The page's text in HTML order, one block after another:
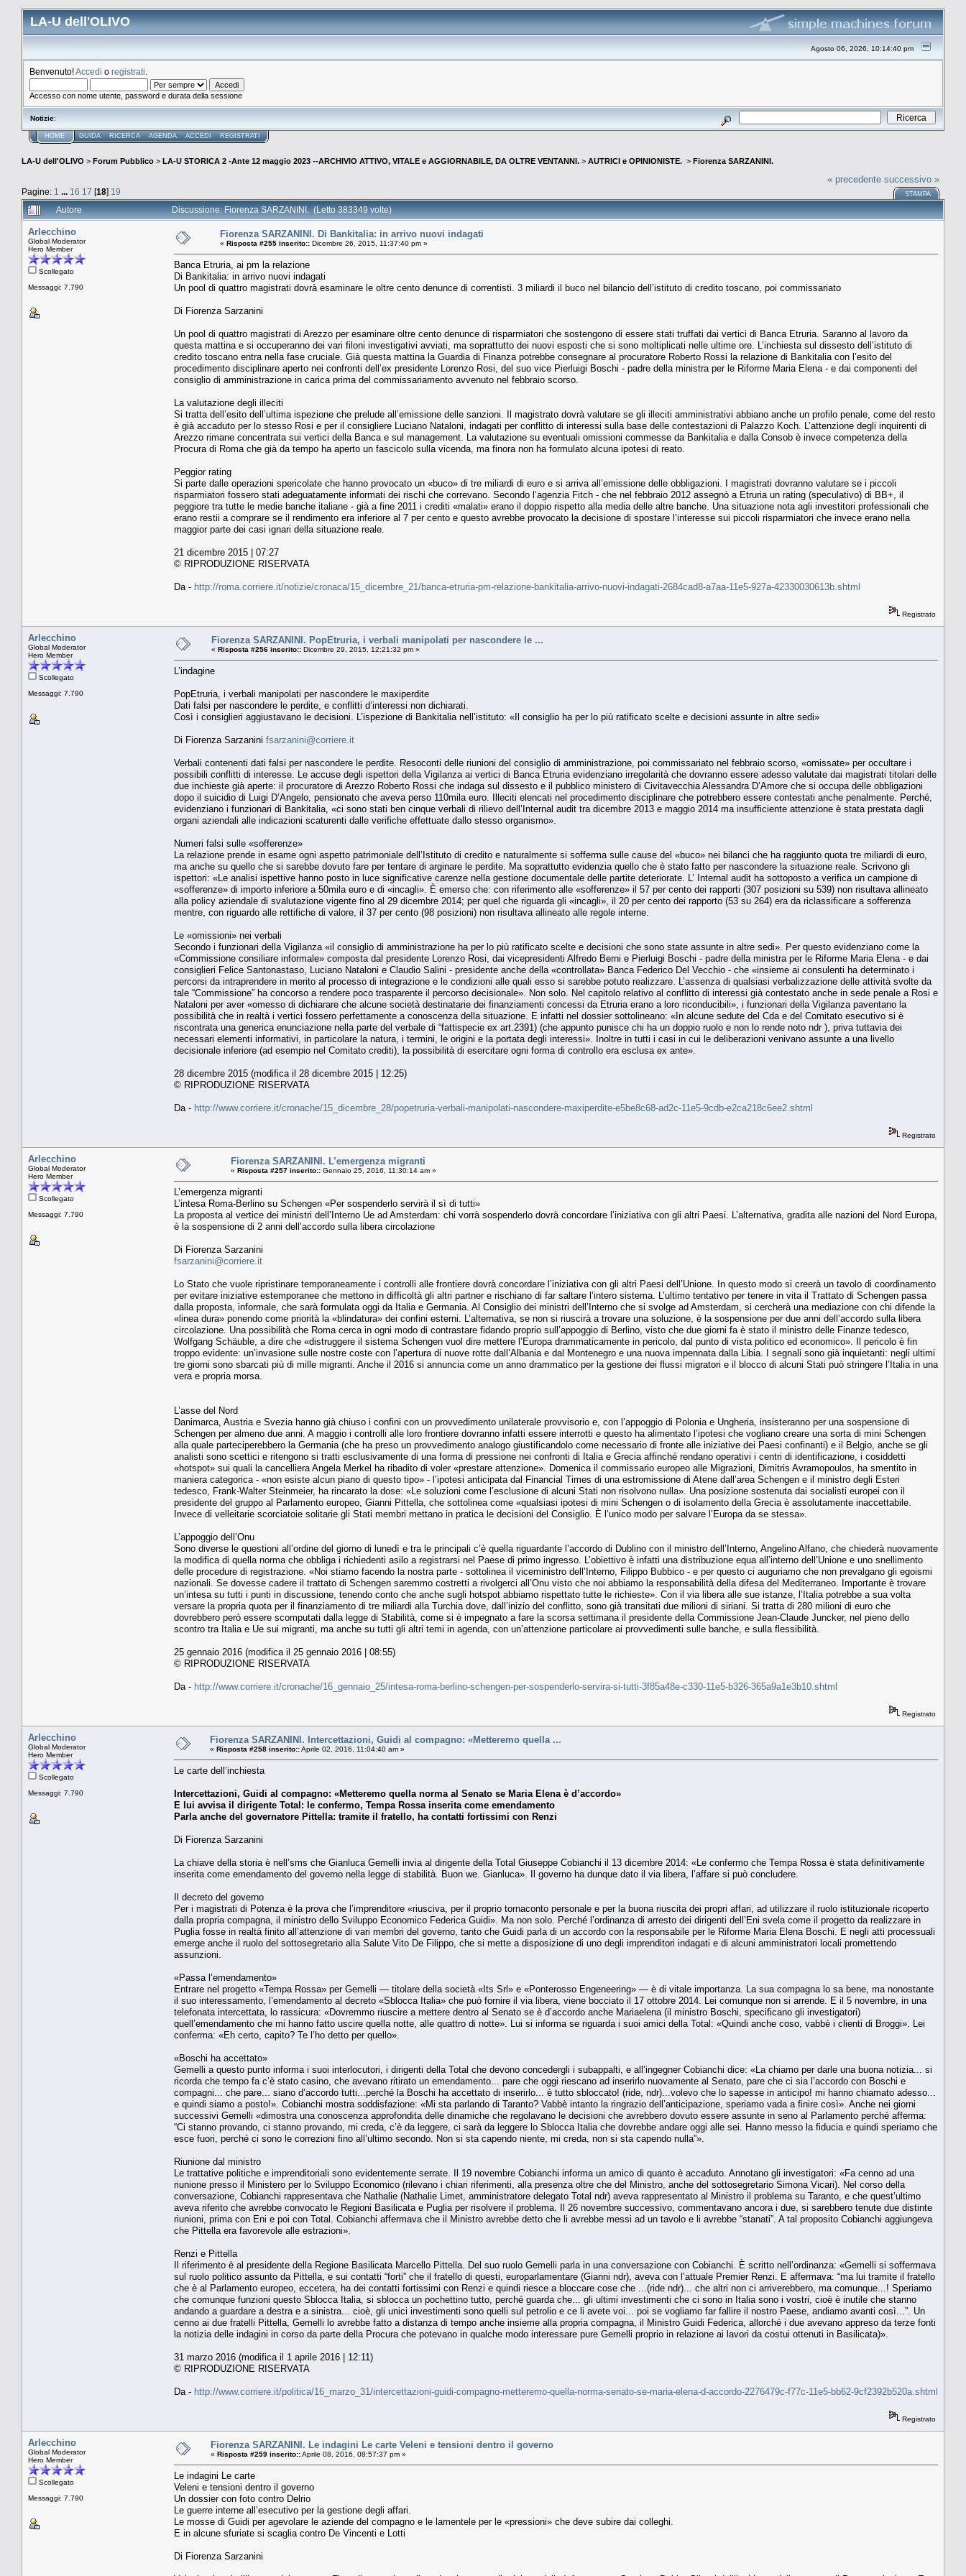
LA-U dell'OLIVO
Agosto 06, 2026, 10:14:40 pm
Benvenuto!Accedi o registrati
Accesso con nome utente, password e durata della sessione
Notizie:
HOME GUIDA RICERCA AGENDA ACCEDI REGISTRATI
LA-U dell'OLIVO > Forum Pubblico > LA-U STORICA 2 -Ante 12 maggio 2023 --ARCHIVIO ATTIVO, VITALE e AGGIORNABILE, DA OLTRE VENTANNI. > AUTRICI e OPINIONISTE. > Fiorenza SARZANINI.
Pagine: 1 ... 16 17 [18] 19
« precedente successivo »
STAMPA
Autore Discussione: Fiorenza SARZANINI. (Letto 383349 volte)
Arlecchino
Global Moderator
Hero Member
Scollegato
Messaggi: 7.790
Fiorenza SARZANINI. Di Bankitalia: in arrivo nuovi indagati
« Risposta #255 inserito:: Dicembre 26, 2015, 11:37:40 pm »
Banca Etruria, ai pm la relazione
Di Bankitalia: in arrivo nuovi indagati
Un pool di quattro magistrati dovrà esaminare le oltre cento denunce di correntisti. 3 miliardi il buco nel bilancio dell’istituto di credito toscano, poi commissariato
Di Fiorenza Sarzanini
Un pool di quattro magistrati di Arezzo per esaminare oltre cento denunce di risparmiatori che sostengono di essere stati truffati dai vertici di Banca Etruria. Saranno al lavoro da
questa mattina e si occuperanno dei vari filoni investigativi avviati, ma soprattutto dei nuovi esposti che si sono moltiplicati nelle ultime ore. L’inchiesta sul dissesto dell’istituto di
credito toscano entra nella fase cruciale. Già questa mattina la Guardia di Finanza potrebbe consegnare al procuratore Roberto Rossi la relazione di Bankitalia con l’esito del
procedimento disciplinare aperto nei confronti dell’ex presidente Lorenzo Rosi, del suo vice Pierluigi Boschi - padre della ministra per le Riforme Maria Elena - e dai componenti del
consiglio di amministrazione in carica prima del commissariamento avvenuto nel febbraio scorso.
La valutazione degli illeciti
Si tratta dell’esito dell’ultima ispezione che prelude all’emissione delle sanzioni. Il magistrato dovrà valutare se gli illeciti amministrativi abbiano anche un profilo penale, come del resto
è già accaduto per lo stesso Rosi e per il consigliere Luciano Nataloni, indagati per conflitto di interessi sulla base delle contestazioni di Palazzo Koch. L’attenzione degli inquirenti di
Arezzo rimane concentrata sui vertici della Banca e sul management. La valutazione su eventuali omissioni commesse da Bankitalia e dalla Consob è invece competenza della
Procura di Roma che già da tempo ha aperto un fascicolo sulla vicenda, ma finora non ha formulato alcuna ipotesi di reato.
Peggior rating
Si parte dalle operazioni spericolate che hanno provocato un «buco» di tre miliardi di euro e si arriva all’emissione delle obbligazioni. I magistrati dovranno valutare se i piccoli
risparmiatori fossero stati adeguatamente informati dei rischi che correvano. Secondo l’agenzia Fitch - che nel febbraio 2012 assegnò a Etruria un rating (speculativo) di BB+, il
peggiore tra tutte le medie banche italiane - già a fine 2011 i crediti «malati» erano il doppio rispetto alla media delle altre banche. Una situazione nota agli investitori professionali che
erano restii a comprare se il rendimento era inferiore al 7 per cento e questo avrebbe provocato la decisione di spostare l’interesse sui piccoli risparmiatori che invece erano nella
maggior parte dei casi ignari della situazione reale.
21 dicembre 2015 | 07:27
© RIPRODUZIONE RISERVATA
Da - http://roma.corriere.it/notizie/cronaca/15_dicembre_21/banca-etruria-pm-relazione-bankitalia-arrivo-nuovi-indagati-2684cad8-a7aa-11e5-927a-42330030613b.shtml
Registrato
Arlecchino
Global Moderator
Hero Member
Scollegato
Messaggi: 7.790
Fiorenza SARZANINI. PopEtruria, i verbali manipolati per nascondere le ...
« Risposta #256 inserito:: Dicembre 29, 2015, 12:21:32 pm »
L’indagine
PopEtruria, i verbali manipolati per nascondere le maxiperdite
Dati falsi per nascondere le perdite, e conflitti d’interessi non dichiarati.
Così i consiglieri aggiustavano le decisioni. L’ispezione di Bankitalia nell’istituto: «Il consiglio ha per lo più ratificato scelte e decisioni assunte in altre sedi»
Di Fiorenza Sarzanini fsarzanini@corriere.it
Verbali contenenti dati falsi per nascondere le perdite. Resoconti delle riunioni del consiglio di amministrazione, poi commissariato nel febbraio scorso, «omissate» per occultare i
possibili conflitti di interesse. Le accuse degli ispettori della Vigilanza ai vertici di Banca Etruria evidenziano irregolarità che dovranno essere adesso valutate dai magistrati titolari delle
due inchieste già aperte: il procuratore di Arezzo Roberto Rossi che indaga sul dissesto e il pubblico ministero di Civitavecchia Alessandra D’Amore che si occupa delle obbligazioni
dopo il suicidio di Luigi D’Angelo, pensionato che aveva perso 110mila euro. Illeciti elencati nel procedimento disciplinare che potrebbero essere contestati anche penalmente. Perché,
evidenziano i funzionari di Bankitalia, «ci sono stati ben cinque verbali di rilievo dell’Internal audit tra dicembre 2013 e maggio 2014 ma insufficiente attenzione è stata prestata dagli
organi aziendali alle indicazioni scaturenti dalle verifiche effettuate dallo stesso organismo».
Numeri falsi sulle «sofferenze»
La relazione prende in esame ogni aspetto patrimoniale dell’Istituto di credito e naturalmente si sofferma sulle cause del «buco» nei bilanci che ha raggiunto quota tre miliardi di euro,
ma anche su quello che si sarebbe dovuto fare per tentare di arginare le perdite. Ma soprattutto evidenzia quello che è stato fatto per nascondere la situazione reale. Scrivono gli
ispettori: «Le analisi ispettive hanno posto in luce significative carenze nella gestione documentale delle partite deteriorate. L’ Internal audit ha sottoposto a verifica un campione di
«sofferenze» di importo inferiore a 50mila euro e di «incagli». È emerso che: con riferimento alle «sofferenze» il 57 per cento dei rapporti (307 posizioni su 539) non risultava allineato
alla policy aziendale di svalutazione vigente fino al 29 dicembre 2014; per quel che riguarda gli «incagli», il 20 per cento dei rapporto (53 su 264) era da riclassificare a sofferenza
mentre, con riguardo alle rettifiche di valore, il 37 per cento (98 posizioni) non risultava allineato alle regole interne.
Le «omissioni» nei verbali
Secondo i funzionari della Vigilanza «il consiglio di amministrazione ha per lo più ratificato scelte e decisioni che sono state assunte in altre sedi». Per questo evidenziano come la
«Commissione consiliare informale» composta dal presidente Lorenzo Rosi, dai vicepresidenti Alfredo Berni e Pierluigi Boschi - padre della ministra per le Riforme Maria Elena - e dai
consiglieri Felice Santonastaso, Luciano Nataloni e Claudio Salini - presidente anche della «controllata» Banca Federico Del Vecchio - che «insieme ai consulenti ha determinato i
percorsi da intraprendere in merito al processo di integrazione e le condizioni alle quali esso si sarebbe potuto realizzare. L’assenza di qualsiasi verbalizzazione delle attività svolte da
tale “Commissione” ha concorso a rendere poco trasparente il percorso decisionale». Non solo. Nel capitolo relativo al conflitto di interessi già contestato anche in sede penale a Rosi e
Nataloni per aver «omesso di dichiarare che alcune società destinatarie dei finanziamenti concessi da Etruria erano a loro riconducibili», i funzionari della Vigilanza paventano la
possibilità che in realtà i vertici fossero perfettamente a conoscenza della situazione. E infatti nel dossier sottolineano: «In alcune sedute del Cda e del Comitato esecutivo si è
riscontrata una generica enunciazione nella parte del verbale di “fattispecie ex art.2391) (che appunto punisce chi ha un doppio ruolo e non lo rende noto ndr ), priva tuttavia dei
necessari elementi informativi, in particolare la natura, i termini, le origini e la portata degli interessi». Inoltre in tutti i casi in cui le deliberazioni venivano assunte a una livello
decisionale inferiore (ad esempio nel Comitato crediti), la possibilità di esercitare ogni forma di controllo era esclusa ex ante».
28 dicembre 2015 (modifica il 28 dicembre 2015 | 12:25)
© RIPRODUZIONE RISERVATA
Da - http://www.corriere.it/cronache/15_dicembre_28/popetruria-verbali-manipolati-nascondere-maxiperdite-e5be8c68-ad2c-11e5-9cdb-e2ca218c6ee2.shtml
Registrato
Arlecchino
Global Moderator
Hero Member
Scollegato
Messaggi: 7.790
Fiorenza SARZANINI. L’emergenza migranti
« Risposta #257 inserito:: Gennaio 25, 2016, 11:30:14 am »
L’emergenza migranti
L’intesa Roma-Berlino su Schengen «Per sospenderlo servirà il sì di tutti»
La proposta al vertice dei ministri dell’Interno Ue ad Amsterdam: chi vorrà sospenderlo dovrà concordare l’iniziativa con gli altri Paesi. L’alternativa, gradita alle nazioni del Nord Europa,
è la sospensione di 2 anni dell’accordo sulla libera circolazione
Di Fiorenza Sarzanini
fsarzanini@corriere.it
Lo Stato che vuole ripristinare temporaneamente i controlli alle frontiere dovrà concordare l’iniziativa con gli altri Paesi dell’Unione. In questo modo si creerà un tavolo di coordinamento
per evitare iniziative estemporanee che mettono in difficoltà gli altri partner e rischiano di far saltare l’intero sistema. L’ultimo tentativo per tenere in vita il Trattato di Schengen passa
dalla proposta, informale, che sarà formulata oggi da Italia e Germania. Al Consiglio dei ministri dell’Interno che si svolge ad Amsterdam, si cercherà una mediazione con chi difende la
«linea dura» ponendo come priorità la «blindatura» dei confini esterni. L’alternativa, se non si riuscirà a trovare una soluzione, è la sospensione per due anni dell’accordo sulla libera
circolazione. Una possibilità che Roma cerca in ogni modo di contrastare fidando proprio sull’appoggio di Berlino, visto che due giorni fa è stato il ministro delle Finanze tedesco,
Wolfgang Schäuble, a dire che «distruggere il sistema Schengen vuol dire mettere l’Europa drammaticamente in pericolo, dal punto di vista politico ed economico». Il pericolo è fin
troppo evidente: un’invasione sulle nostre coste con l’apertura di nuove rotte dall’Albania e dal Montenegro e una nuova impennata dalla Libia. I segnali sono già inquietanti: negli ultimi
tre giorni sono sbarcati più di mille migranti. Anche il 2016 si annuncia come un anno drammatico per la gestione dei flussi migratori e il blocco di alcuni Stati può stringere l’Italia in una
vera e propria morsa.
L’asse del Nord
Danimarca, Austria e Svezia hanno già chiuso i confini con un provvedimento unilaterale provvisorio e, con l’appoggio di Polonia e Ungheria, insisteranno per una sospensione di
Schengen per almeno due anni. A maggio i controlli alle loro frontiere dovranno infatti essere interrotti e questo ha alimentato l’ipotesi che vogliano creare una sorta di mini Schengen
alla quale parteciperebbero la Germania (che ha preso un provvedimento analogo giustificandolo come necessario di fronte alle iniziative dei Paesi confinanti) e il Belgio, anche se gli
analisti sono scettici e ritengono si tratti esclusivamente di una forma di pressione nei confronti di Italia e Grecia affinché rendano operativi i centri di identificazione, i cosiddetti
«hotspot» sui quali la cancelliera Angela Merkel ha ribadito di voler «prestare attenzione». Domenica il commissario europeo alle Migrazioni, Dimitris Avramopoulos, ha smentito in
maniera categorica - «non esiste alcun piano di questo tipo» - l’ipotesi anticipata dal Financial Times di una estromissione di Atene dall’area Schengen e il ministro degli Esteri
tedesco, Frank-Walter Steinmeier, ha rincarato la dose: «Le soluzioni come l’esclusione di alcuni Stati non risolvono nulla». Una posizione sostenuta dai socialisti europei con il
presidente del gruppo al Parlamento europeo, Gianni Pittella, che sottolinea come «qualsiasi ipotesi di mini Schengen o di isolamento della Grecia è assolutamente inaccettabile.
Invece di velleitarie scorciatoie solitarie gli Stati membri mettano in pratica le decisioni del Consiglio. È l’unico modo per salvare l’Europa da se stessa».
L’appoggio dell’Onu
Sono diverse le questioni all’ordine del giorno di lunedì e tra le principali c’è quella riguardante l’accordo di Dublino con il ministro dell’Interno, Angelino Alfano, che chiederà nuovamente
la modifica di quella norma che obbliga i richiedenti asilo a registrarsi nel Paese di primo ingresso. L’obiettivo è infatti una distribuzione equa all’interno dell’Unione e uno snellimento
delle procedure di registrazione. «Noi stiamo facendo la nostra parte - sottolinea il viceministro dell’Interno, Filippo Bubbico - e per questo ci auguriamo che non prevalgano gli egoismi
nazionali. Se dovesse cadere il trattato di Schengen saremmo costretti a rivolgerci all’Onu visto che noi abbiamo la responsabilità della difesa del Mediterraneo. Importante è trovare
un’intesa su tutti i punti in discussione, tenendo conto che anche sugli hotspot abbiamo rispettato tutte le richieste». Con il via libera alle sue istanze, l’Italia potrebbe a sua volta
versare la propria quota per il finanziamento di tre miliardi alla Turchia dove, dall’inizio del conflitto, sono già transitati due milioni di siriani. Si tratta di 280 milioni di euro che
dovrebbero però essere scomputati dalla legge di Stabilità, come si è impegnato a fare la scorsa settimana il presidente della Commissione Jean-Claude Juncker, nel pieno dello
scontro tra Italia e Ue sui migranti, ma anche su tutti gli altri temi in agenda, con un’attenzione particolare ai provvedimenti sulle banche, e sulla flessibilità.
25 gennaio 2016 (modifica il 25 gennaio 2016 | 08:55)
© RIPRODUZIONE RISERVATA
Da - http://www.corriere.it/cronache/16_gennaio_25/intesa-roma-berlino-schengen-per-sospenderlo-servira-si-tutti-3f85a48e-c330-11e5-b326-365a9a1e3b10.shtml
Registrato
Arlecchino
Global Moderator
Hero Member
Scollegato
Messaggi: 7.790
Fiorenza SARZANINI. Intercettazioni, Guidi al compagno: «Metteremo quella ...
« Risposta #258 inserito::Aprile 02, 2016, 11:04:40 am »
Le carte dell’inchiesta
Intercettazioni, Guidi al compagno: «Metteremo quella norma al Senato se Maria Elena è d’accordo»
E lui avvisa il dirigente Total: le confermo, Tempa Rossa inserita come emendamento
Parla anche del governatore Pittella: tramite il fratello, ha contatti fortissimi con Renzi
Di Fiorenza Sarzanini
La chiave della storia è nell’sms che Gianluca Gemelli invia al dirigente della Total Giuseppe Cobianchi il 13 dicembre 2014: «Le confermo che Tempa Rossa è stata definitivamente
inserita come emendamento del governo nella legge di stabilità. Buon we. Gianluca». Il governo ha dunque dato il via libera, l’affare si può concludere.
Il decreto del governo
Per i magistrati di Potenza è la prova che l’imprenditore «riusciva, per il proprio tornaconto personale e per la buona riuscita dei propri affari, ad utilizzare il ruolo istituzionale ricoperto
dalla propria compagna, il ministro dello Sviluppo Economico Federica Guidi». Ma non solo. Perché l’ordinanza di arresto dei dirigenti dell’Eni svela come il progetto da realizzare in
Puglia fosse in realtà finito all’attenzione di vari membri del governo, tanto che Guidi parla di un accordo con la responsabile per le Riforme Maria Elena Boschi. E negli atti processuali
emerge anche il ruolo del sottosegretario alla Salute Vito De Filippo, che si mette a disposizione di uno degli imprenditori indagati e di alcuni amministratori locali promettendo
assunzioni.
«Passa l’emendamento»
Entrare nel progetto «Tempa Rossa» per Gemelli — titolare della società «Its Srl» e «Ponterosso Engeneering» — è di vitale importanza. La sua compagna lo sa bene, ma nonostante
il suo interessamento, l’emendamento al decreto «Sblocca Italia» che può fornire il via libera, viene bocciato il 17 ottobre 2014. Lei comunque non si arrende. E il 5 novembre, in una
telefonata intercettata, lo rassicura: «Dovremmo riuscire a mettere dentro al Senato se è d’accordo anche Mariaelena (il ministro Boschi, specificano gli investigatori)
quell’emendamento che mi hanno fatto uscire quella notte, alle quattro di notte». Lui si informa se riguarda i suoi amici della Total: «Quindi anche coso, vabbè i clienti di Broggi». Lei
conferma: «Eh certo, capito? Te l’ho detto per quello».
«Boschi ha accettato»
Gemelli a questo punto informa i suoi interlocutori, i dirigenti della Total che devono concedergli i subappalti, e all’ingegner Cobianchi dice: «La chiamo per darle una buona notizia... si
ricorda che tempo fa c’è stato casino, che avevano ritirato un emendamento... pare che oggi riescano ad inserirlo nuovamente al Senato, pare che ci sia l’accordo con Boschi e
compagni... che pare... siano d’accordo tutti...perché la Boschi ha accettato di inserirlo... è tutto sbloccato! (ride, ndr)...volevo che lo sapesse in anticipo! mi hanno chiamato adesso...
e quindi siamo a posto!». Cobianchi mostra soddisfazione: «Mi sta parlando di Taranto? Vabbè intanto la ringrazio dell’anticipazione, speriamo vada a finire così». Anche nei giorni
successivi Gemelli «dimostra una conoscenza approfondita delle dinamiche che regolavano le decisioni che avrebbero dovuto essere assunte in seno al Parlamento perché afferma:
“Ci stanno provando, ci stanno provando, mi creda, c’è da leggere, ci sarà da leggere lo Sblocca Italia che dovrebbe andare oggi alle sei. Hanno messo la fiducia e quindi speriamo che
esce fuori, perché ci sono le correzioni fino all’ultimo secondo. Non si sta capendo niente, mi creda, non si sta capendo nulla”».
Riunione dal ministro
Le trattative politiche e imprenditoriali sono evidentemente serrate. Il 19 novembre Cobianchi informa un amico di quanto è accaduto. Annotano gli investigatori: «Fa cenno ad una
riunione presso il Ministero per lo Sviluppo Economico (rilevano i chiari riferimenti, alla presenza oltre che del Ministro, anche del sottosegretario Simona Vicari). Nel corso della
conversazione, Cobianchi rappresentava che Nathalie (Nathalie Limet, amministratore delegato Total ndr) aveva rappresentato al Ministro il problema su Taranto, e che quest’ultimo
aveva riferito che avrebbe convocato le Regioni Basilicata e Puglia per risolvere il problema. Il 26 novembre successivo, commentavano ancora i due, si sarebbero tenute due distinte
riunioni, prima con Eni e poi con Total. Cobianchi affermava che il Ministro avrebbe detto che li avrebbe messi ad un tavolo e li avrebbe “stanati”. A tal proposito Cobianchi aggiungeva
che Pittella era favorevole alle estrazioni».
Renzi e Pittella
Il riferimento è al presidente della Regione Basilicata Marcello Pittella. Del suo ruolo Gemelli parla in una conversazione con Cobianchi. È scritto nell’ordinanza: «Gemelli si soffermava
sul ruolo politico assunto da Pittella, e sui contatti “forti” che il fratello di questi, europarlamentare (Gianni ndr), aveva con l’attuale Premier Renzi. E affermava: “ma lui tramite il fratello
che è al Parlamento europeo, eccetera, ha dei contatti fortissimi con Renzi e quindi riesce a bloccare cose che ...(ride ndr)... che altri non ci arriverebbero, ma comunque...! Speriamo
che comunque funzioni questo Sblocca Italia, si sblocca un pochettino tutto, perché guarda che... gli ultimi investimenti che ci sono in Italia sono i vostri, cioè è inutile che stanno
andando a guardare a destra e a sinistra... cioè, gli unici investimenti sono quelli sul petrolio e ce li avete voi... poi se vogliamo far fallire il nostro Paese, andiamo avanti così...”. Un
cenno ai due fratelli Pittella, Gemelli lo avrebbe fatto a distanza di tempo anche insieme alla propria compagna, il Ministro Guidi Federica, allorché i due avevano appreso da terze fonti
la notizia delle indagini in corso da parte della Procura che potevano in qualche modo interessare pure Gemelli proprio in relazione ai lavori da costui ottenuti in Basilicata)».
31 marzo 2016 (modifica il 1 aprile 2016 | 12:11)
© RIPRODUZIONE RISERVATA
Da - http://www.corriere.it/politica/16_marzo_31/intercettazioni-guidi-compagno-metteremo-quella-norma-senato-se-maria-elena-d-accordo-2276479c-f77c-11e5-bb62-9cf2392b520a.shtml
Registrato
Arlecchino
Global Moderator
Hero Member
Scollegato
Messaggi: 7.790
Fiorenza SARZANINI. Le indagini Le carte Veleni e tensioni dentro il governo
« Risposta #259 inserito::Aprile 08, 2016, 08:57:37 pm »
Le indagini Le carte
Veleni e tensioni dentro il governo
Un dossier con foto contro Delrio
Le guerre interne all’esecutivo per la gestione degli affari.
Le mosse di Guidi per agevolare le aziende del compagno e le lamentele per le «pressioni» che deve subire dai colleghi.
E in alcune sfuriate si scaglia contro De Vincenti e Lotti
Di Fiorenza Sarzanini